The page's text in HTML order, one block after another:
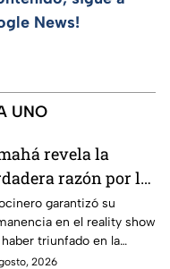
News!
UNO
revela la
razón por la
subió a Daniela al
de MasterChef
garantizó su
en el reality show
triunfado en la
batalla por equipos
2026